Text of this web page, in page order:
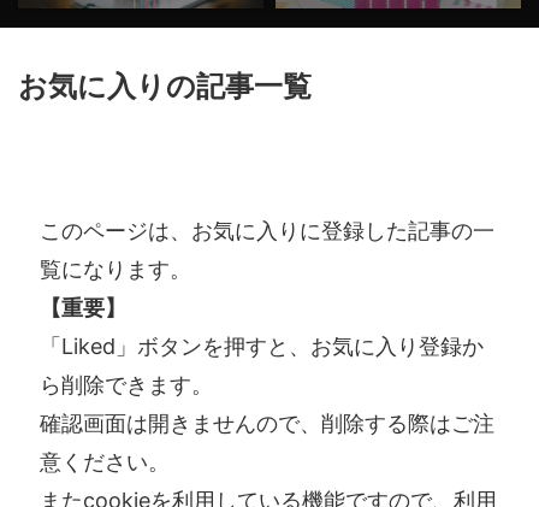
お気に入りの記事一覧
このページは、お気に入りに登録した記事の一
覧になります。
【重要】
「Liked」ボタンを押すと、お気に入り登録か
ら削除できます。
確認画面は開きませんので、削除する際はご注
意ください。
またcookieを利用している機能ですので、利用